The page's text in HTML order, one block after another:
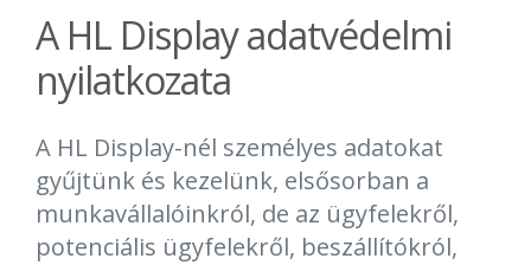
A HL Display adatvédelmi
nyilatkozata
A HL Display-nél személyes adatokat
gyűjtünk és kezelünk, elsősorban a
munkavállalóinkról, de az ügyfelekről,
potenciális ügyfelekről, beszállítókról,